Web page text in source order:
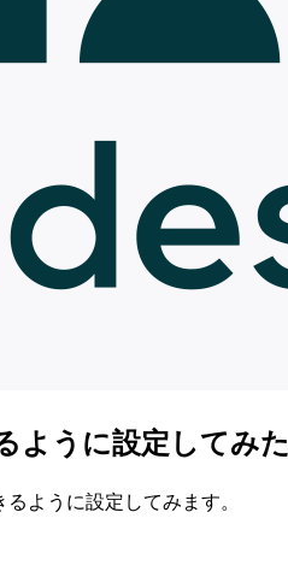
ように設定してみた
ように設定してみます。